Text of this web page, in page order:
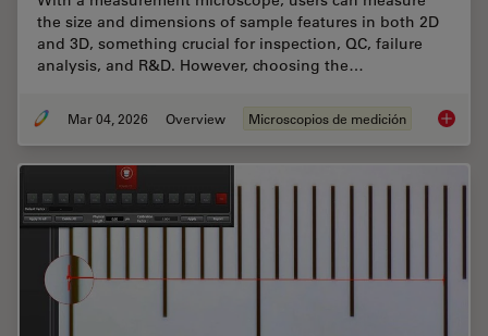
the size and dimensions of sample features in both 2D
and 3D, something crucial for inspection, QC, failure
analysis, and R&D. However, choosing the…
Mar 04, 2026 Overview Microscopios de medición How to